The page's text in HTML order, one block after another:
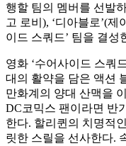
행할 팀의 멤버를 선발
고 로비), ‘디아블로’(
이드 스쿼드’ 팀을 결성
영화 ‘수어사이드 스쿼
대의 활약을 담은 액션
만화계의 양대 산맥을
DC코믹스 팬이라면 반
한다. 할리퀸의 치명적
릿한 스릴을 선사한다.